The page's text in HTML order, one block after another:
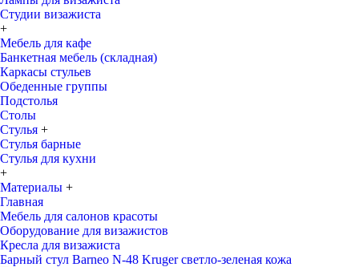
Студии визажиста
+
Мебель для кафе
Банкетная мебель (складная)
Каркасы стульев
Обеденные группы
Подстолья
Столы
Стулья +
Стулья барные
Стулья для кухни
+
Материалы +
Главная
Мебель для салонов красоты
Оборудование для визажистов
Кресла для визажиста
Барный стул Barneo N-48 Kruger светло-зеленая кожа